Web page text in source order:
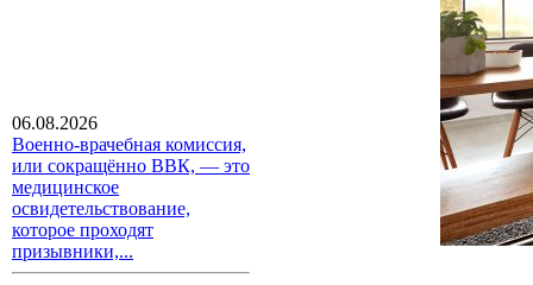
06.08.2026
Военно-врачебная комиссия,
или сокращённо ВВК, — это
медицинское
освидетельствование,
которое проходят
призывники,...